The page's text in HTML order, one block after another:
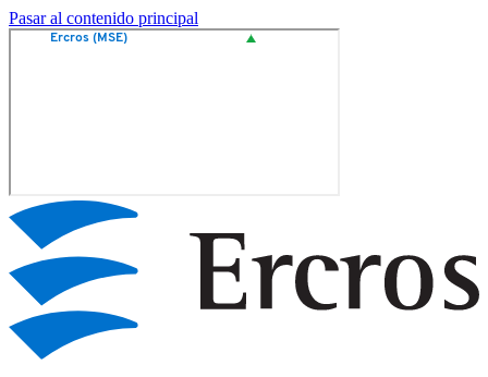
Pasar al contenido principal